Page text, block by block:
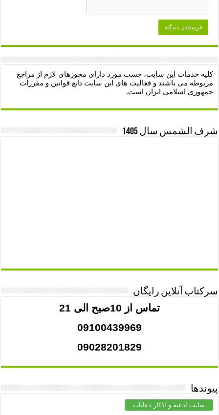
کلیه خدمات این سایت، حسب مورد دارای مجوزهای لازم از مراجع
مربوطه می باشند و فعالیت های این سایت تابع قوانین و مقررات
جمهوری اسلامی ایران است.
شرف الشمس سال 1405
سرکتاب آنلاین رایگان
تماس از 10صبح الی 21
09100439969
09028201829
پیوندها
سایت ادعیه و اذکار دعایاب